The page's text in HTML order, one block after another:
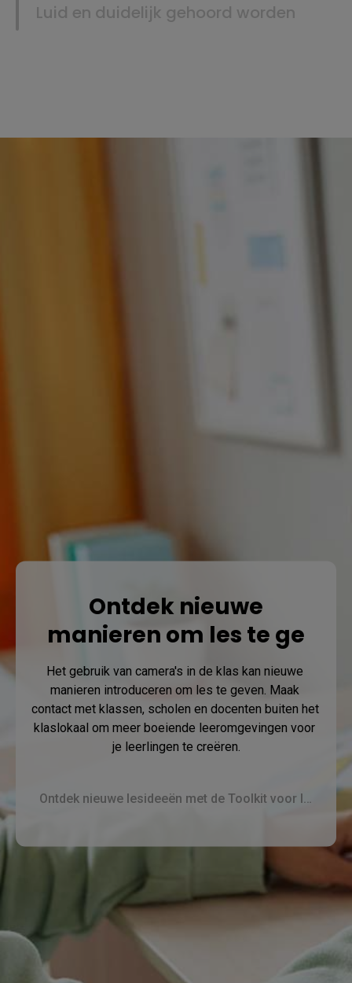
Luid en duidelijk gehoord worden
Ontdek nieuwe
manieren om les te ge
Het gebruik van camera's in de klas kan nieuwe
manieren introduceren om les te geven. Maak
contact met klassen, scholen en docenten buiten het
klaslokaal om meer boeiende leeromgevingen voor
je leerlingen te creëren.